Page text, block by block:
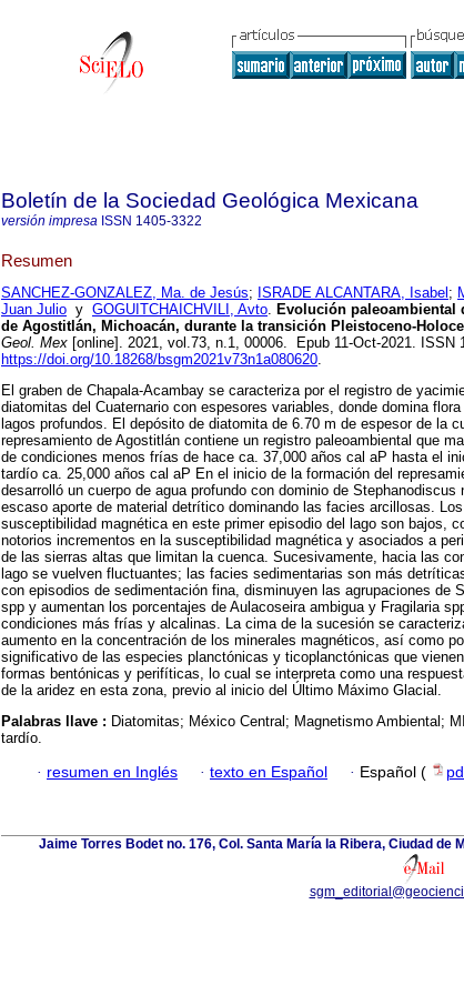
Boletín de la Sociedad Geológica Mexicana
versión impresa ISSN 1405-3322
Resumen
SANCHEZ-GONZALEZ, Ma. de Jesús; ISRADE ALCANTARA, Isabel ;
Juan Julio y GOGUITCHAICHVILI, Avto. Evolución paleoambiental
de Agostitlán, Michoacán, durante la transición Pleistoceno-
Geol. Mex [online]. 2021, vol.73, n.1, 00006. Epub 11-Oct-2021. ISSN
https://doi.org/10.18268/bsgm2021v73n1a080620.
El graben de Chapala-Acambay se caracteriza por el registro de
diatomitas del Cuaternario con espesores variables, donde domina
lagos profundos. El depósito de diatomita de 6.70 m de espesor de la
represamiento de Agostitlán contiene un registro paleoambiental que
de condiciones menos frías de hace ca. 37,000 años cal aP hasta el
tardío ca. 25,000 años cal aP En el inicio de la formación del
desarrolló un cuerpo de agua profundo con dominio de Stephanodiscus
escaso aporte de material detrítico dominando las facies arcillosas.
susceptibilidad magnética en este primer episodio del lago son bajos,
notorios incrementos en la susceptibilidad magnética y asociados a
de las sierras altas que limitan la cuenca. Sucesivamente, hacia las
lago se vuelven fluctuantes; las facies sedimentarias son más
con episodios de sedimentación fina, disminuyen las agrupaciones de
spp y aumentan los porcentajes de Aulacoseira ambigua y Fragilaria
condiciones más frías y alcalinas. La cima de la sucesión se
aumento en la concentración de los minerales magnéticos, así como
significativo de las especies planctónicas y ticoplanctónicas que
formas bentónicas y perifíticas, lo cual se interpreta como una
de la aridez en esta zona, previo al inicio del Último Máximo Glacial.
Palabras llave : Diatomitas; México Central; Magnetismo Ambiental;
tardío.
· resumen en Inglés · texto en Español · Español (
Jaime Torres Bodet no. 176, Col. Santa María la Ribera, Ciudad de